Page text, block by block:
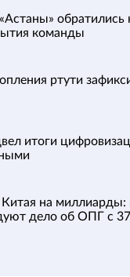
обратились
команды
ртути
итоги
Китая на миллиарды:
дело об ОПГ с 37